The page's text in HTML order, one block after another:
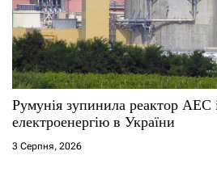
Румунія зупинила реактор АЕС
електроенергію в України
3 Серпня, 2026